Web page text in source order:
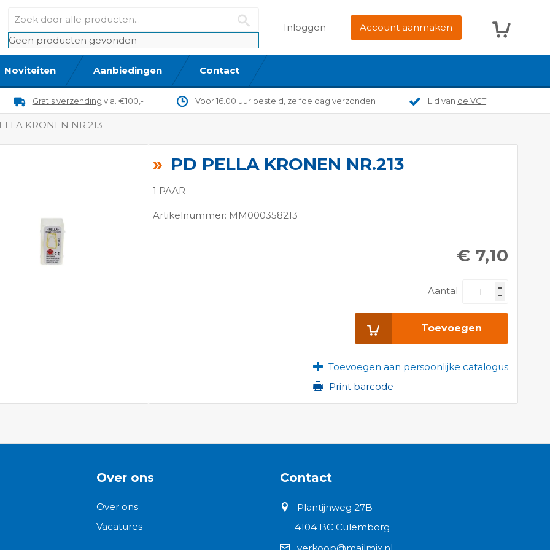
Geen producten gevonden
Inloggen Account aanmaken
Noviteiten Aanbiedingen Contact
Gratis verzending v.a. €100,- Voor 16.00 uur besteld, zelfde dag verzonden Lid van de VGT
KRONEN NR.213
PD PELLA KRONEN NR.213
1 PAAR
Artikelnummer: MM000358213
€ 7,10
Aantal
Toevoegen
Toevoegen aan persoonlijke catalogus
Print barcode
Over ons
Over ons
Vacatures
Contact
Plantijnweg 27B
4104 BC Culemborg